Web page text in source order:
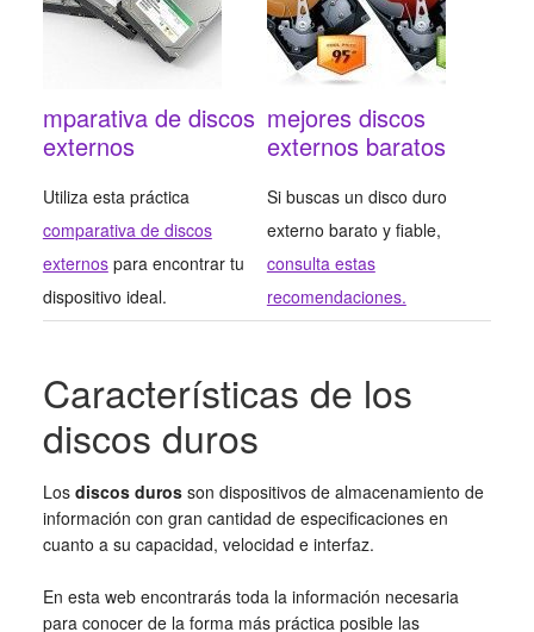
mparativa de discos
externos
Utiliza esta práctica
comparativa de discos
externospara encontrar tu
dispositivo ideal.
mejores discos
externos baratos
Si buscas un disco duro
externo barato y fiable,
consulta estas
recomendaciones.
Características de los
discos duros
Los discos durosson dispositivos de almacenamiento de
información con gran cantidad de especificaciones en
cuanto a su capacidad, velocidad e interfaz.
En esta web encontrarás toda la información necesaria
para conocer de la forma más práctica posible las